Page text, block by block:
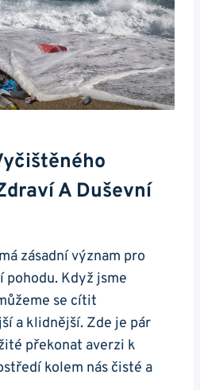
A Duševní
zásadní význam pro
pohodu. Když jsme
se cítit
a klidnější. Zde je pár
překonat averzi k
kolem nás čisté a